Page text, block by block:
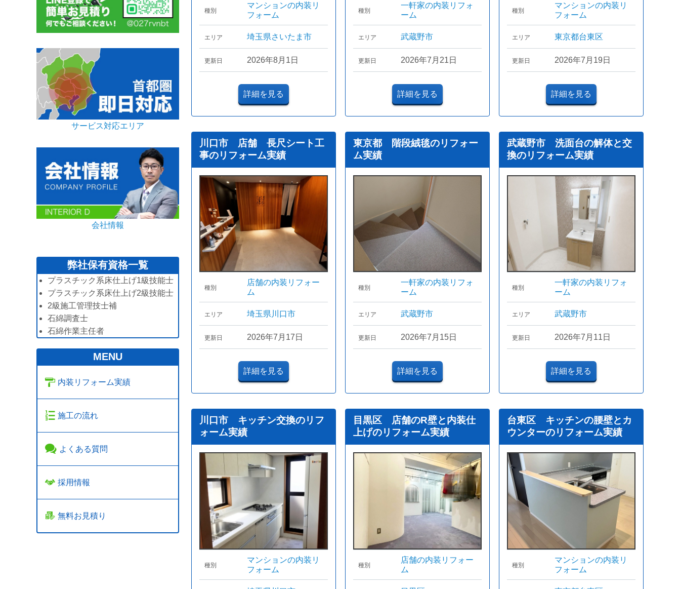
種別
マンションの内装リ
フォーム
エリア 埼玉県さいたま市
更新日 2026年8月1日
詳細を見る
種別
一軒家の内装リフォ
ーム
エリア 武蔵野市
更新日 2026年7月21日
詳細を見る
種別
マンションの内装リ
フォーム
エリア 東京都台東区
更新日 2026年7月19日
詳細を見る
川口市 店舗 長尺シート工
事のリフォーム実績
種別
店舗の内装リフォー
ム
エリア 埼玉県川口市
更新日 2026年7月17日
詳細を見る
東京都 階段絨毯のリフォー
ム実績
種別
一軒家の内装リフォ
ーム
エリア 武蔵野市
更新日 2026年7月15日
詳細を見る
武蔵野市 洗面台の解体と交
換のリフォーム実績
種別
一軒家の内装リフォ
ーム
エリア 武蔵野市
更新日 2026年7月11日
詳細を見る
川口市 キッチン交換のリフ
ォーム実績
種別
マンションの内装リ
フォーム
目黒区 店舗のR壁と内装仕
上げのリフォーム実績
種別
店舗の内装リフォー
ム
台東区 キッチンの腰壁とカ
ウンターのリフォーム実績
種別
マンションの内装リ
フォーム
サービス対応エリア
会社情報
弊社保有資格一覧
プラスチック系床仕上げ1級技能士
プラスチック系床仕上げ2級技能士
2級施工管理技士補
石綿調査士
石綿作業主任者
MENU
内装リフォーム実績
施工の流れ
よくある質問
採用情報
無料お見積り